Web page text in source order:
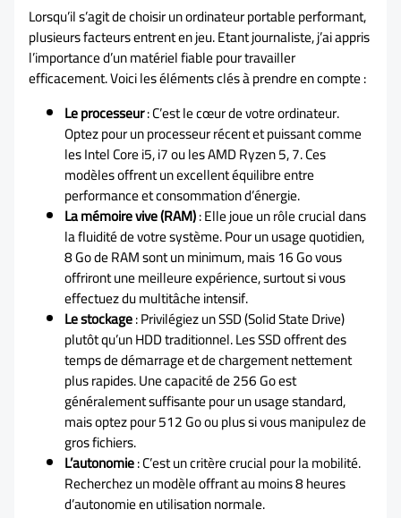
Lorsqu’il s’agit de choisir un ordinateur portable performant,
plusieurs facteurs entrent en jeu. Etant journaliste, j’ai appris
l’importance d’un matériel fiable pour travailler
efficacement. Voici les éléments clés à prendre en compte :
Le processeur: C’est le cœur de votre ordinateur.
Optez pour un processeur récent et puissant comme
les Intel Core i5, i7 ou les AMD Ryzen 5, 7. Ces
modèles offrent un excellent équilibre entre
performance et consommation d’énergie.
La mémoire vive (RAM): Elle joue un rôle crucial dans
la fluidité de votre système. Pour un usage quotidien,
8 Go de RAM sont un minimum, mais 16 Go vous
offriront une meilleure expérience, surtout si vous
effectuez du multitâche intensif.
Le stockage: Privilégiez un SSD (Solid State Drive)
plutôt qu’un HDD traditionnel. Les SSD offrent des
temps de démarrage et de chargement nettement
plus rapides. Une capacité de 256 Go est
généralement suffisante pour un usage standard,
mais optez pour 512 Go ou plus si vous manipulez de
gros fichiers.
L’autonomie: C’est un critère crucial pour la mobilité.
Recherchez un modèle offrant au moins 8 heures
d’autonomie en utilisation normale.